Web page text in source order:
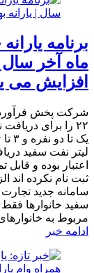
برنامه
ماه آخر سال
افزایش می
شرکت پخش
۲۲ را برای
اعتبار بوده و
ثبت نام نکرده
سفید خانوار‌ها
مربوط به
ادامه خبر